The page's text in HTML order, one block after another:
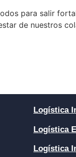
para salir
de nuestros
Logística
Logística
Logística